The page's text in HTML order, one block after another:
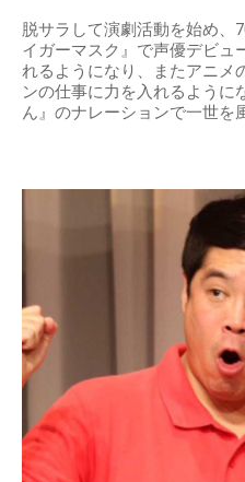
脱サラして演劇活動を始め、
イガーマスク』で声優デビュ
れるようになり、またアニメ
ンの仕事に力を入れるように
ん』のナレーションで一世を